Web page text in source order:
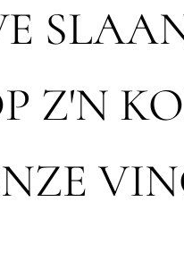
Z'N